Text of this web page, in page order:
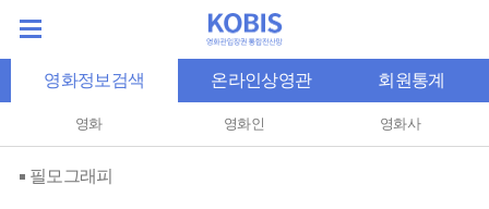
영화정보검색 온라인상영관 회원통계
영화 영화인 영화사
필모그래피